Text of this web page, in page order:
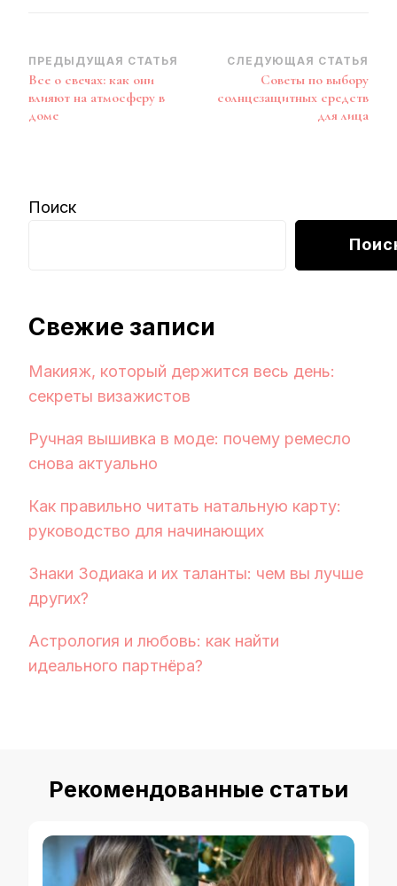
Навигация
по
записям
ПРЕДЫДУЩАЯ СТАТЬЯ
Все о свечах: как они
влияют на атмосферу в
доме
СЛЕДУЮЩАЯ СТАТЬЯ
Советы по выбору
солнцезащитных средств
для лица
Поиск
Свежие записи
Макияж, который держится весь день:
секреты визажистов
Ручная вышивка в моде: почему ремесло
снова актуально
Как правильно читать натальную карту:
руководство для начинающих
Знаки Зодиака и их таланты: чем вы лучше
других?
Астрология и любовь: как найти
идеального партнёра?
Рекомендованные статьи